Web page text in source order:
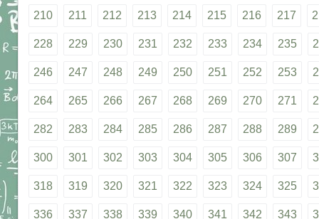
210 211 212 213 214 215 216 217
228 229 230 231 232 233 234 235
246 247 248 249 250 251 252 253
264 265 266 267 268 269 270 271
282 283 284 285 286 287 288 289
300 301 302 303 304 305 306 307
318 319 320 321 322 323 324 325
336 337 338 339 340 341 342 343